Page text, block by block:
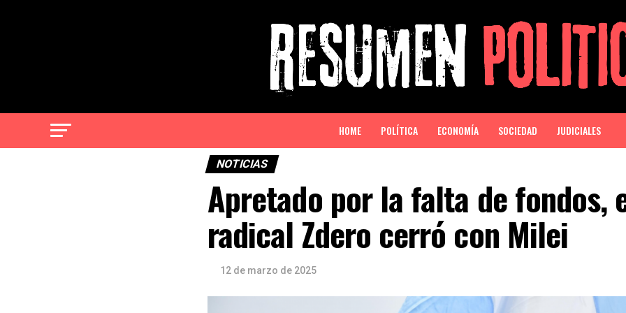
HOME POLÍTICA ECONOMÍA SOCIEDAD JUDICIALES
NOTICIAS
Apretado por la falta de fondos,
radical Zdero cerró con Milei
12 de marzo de 2025